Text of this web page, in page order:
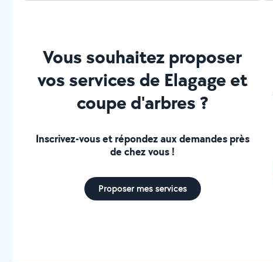
Vous souhaitez proposer
vos services de Elagage et
coupe d'arbres ?
Inscrivez-vous et répondez aux demandes près
de chez vous !
Proposer mes services